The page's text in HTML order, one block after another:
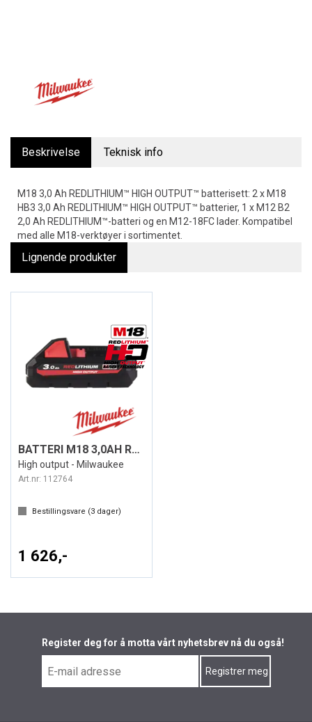
Beskrivelse Teknisk info
M18 3,0 Ah REDLITHIUM™ HIGH OUTPUT™ batterisett: 2 x M18
HB3 3,0 Ah REDLITHIUM™ HIGH OUTPUT™ batterier, 1 x M12 B2
2,0 Ah REDLITHIUM™-batteri og en M12-18FC lader. Kompatibel
med alle M18-verktøyer i sortimentet.
Lignende produkter
BATTERI M18 3,0AH REDLITHIUM™ HB3
High output - Milwaukee
Art.nr: 112764
Bestillingsvare (3 dager)
1 626,-
Register deg for å motta vårt nyhetsbrev nå du også!